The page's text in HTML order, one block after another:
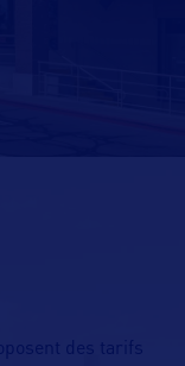
des tarifs